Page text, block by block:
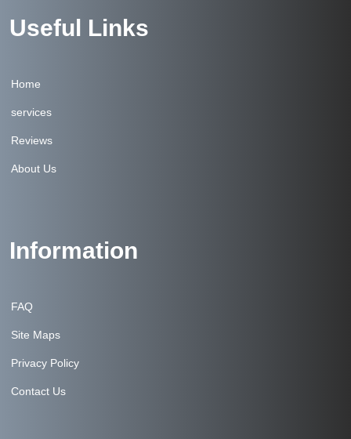
Useful Links
Home
services
Reviews
About Us
Information
FAQ
Site Maps
Privacy Policy
Contact Us